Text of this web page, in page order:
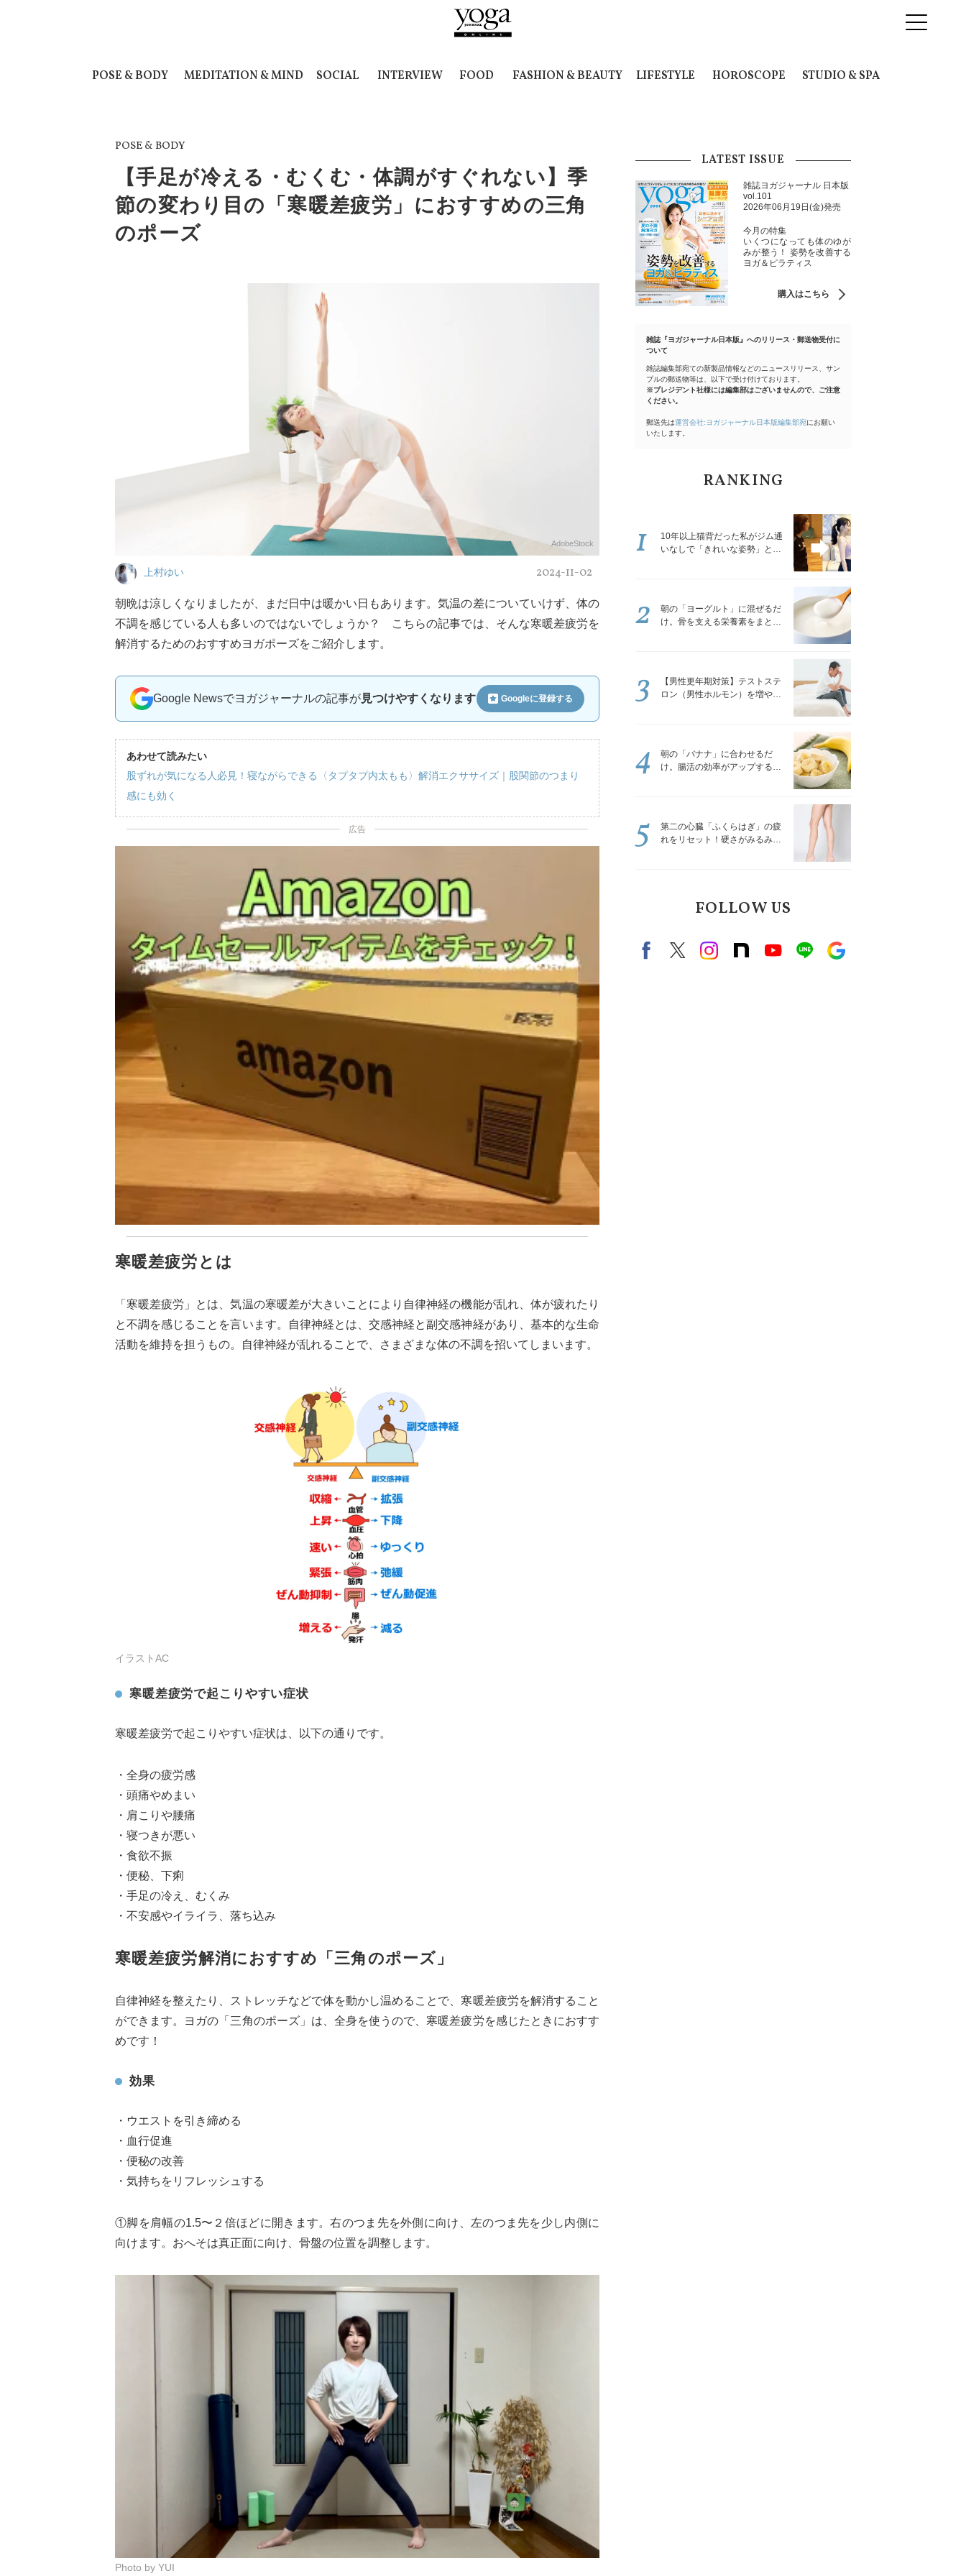
POSE & BODY MEDITATION & MIND SOCIAL INTERVIEW FOOD FASHION & BEAUTY LIFESTYLE HOROSCOPE STUDIO & SPA
POSE & BODY
【手足が冷える・むくむ・体調がすぐれない】季
節の変わり目の「寒暖差疲労」におすすめの三角
のポーズ
AdobeStock
上村ゆい 2024-11-02
朝晩は涼しくなりましたが、まだ日中は暖かい日もあります。気温の差についていけず、体の
不調を感じている人も多いのではないでしょうか？ こちらの記事では、そんな寒暖差疲労を
解消するためのおすすめヨガポーズをご紹介します。
Google Newsでヨガジャーナルの記事が見つけやすくなります Googleに登録する
あわせて読みたい
股ずれが気になる人必見！寝ながらできる〈タプタプ内太もも〉解消エクササイズ｜股関節のつまり
感にも効く
広告
寒暖差疲労とは
「寒暖差疲労」とは、気温の寒暖差が大きいことにより自律神経の機能が乱れ、体が疲れたり
と不調を感じることを言います。自律神経とは、交感神経と副交感神経があり、基本的な生命
活動を維持を担うもの。自律神経が乱れることで、さまざまな体の不調を招いてしまいます。
イラストAC
寒暖差疲労で起こりやすい症状
寒暖差疲労で起こりやすい症状は、以下の通りです。
・全身の疲労感
・頭痛やめまい
・肩こりや腰痛
・寝つきが悪い
・食欲不振
・便秘、下痢
・手足の冷え、むくみ
・不安感やイライラ、落ち込み
寒暖差疲労解消におすすめ「三角のポーズ」
自律神経を整えたり、ストレッチなどで体を動かし温めることで、寒暖差疲労を解消すること
ができます。ヨガの「三角のポーズ」は、全身を使うので、寒暖差疲労を感じたときにおすす
めです！
効果
・ウエストを引き締める
・血行促進
・便秘の改善
・気持ちをリフレッシュする
①脚を肩幅の1.5〜２倍ほどに開きます。右のつま先を外側に向け、左のつま先を少し内側に
向けます。おへそは真正面に向け、骨盤の位置を調整します。
Photo by YUI
LATEST ISSUE
雑誌ヨガジャーナル 日本版
vol.101
2026年06月19日(金)発売
今月の特集
いくつになっても体のゆが
みが整う！ 姿勢を改善する
ヨガ＆ピラティス
購入はこちら
雑誌『ヨガジャーナル日本版』へのリリース・郵送物受付に
ついて
雑誌編集部宛ての新製品情報などのニュースリリース、サン
プルの郵送物等は、以下で受け付けております。
※プレジデント社様には編集部はございませんので、ご注意
ください。
郵送先は運営会社:ヨガジャーナル日本版編集部宛にお願い
いたします。
RANKING
10年以上猫背だった私がジム通
いなしで「きれいな姿勢」と褒
1
朝の「ヨーグルト」に混ぜるだ
け。骨を支える栄養素をまとめ
2
【男性更年期対策】テストステ
ロン（男性ホルモン）を増やす
3
朝の「バナナ」に合わせるだ
け。腸活の効率がアップする食
4
第二の心臓「ふくらはぎ」の疲
れをリセット！硬さがみるみる
5
FOLLOW US
FacebookX（旧twitter）
instagram
note Youtubeline